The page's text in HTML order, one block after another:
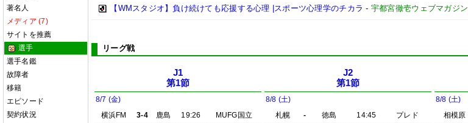
著名人
メディア (7)
サイトを推薦
選手
選手名鑑
故障者
移籍
エピソード
契約状況
【WMスタジオ】負け続けても応援する心理 |スポーツ心理学のチカラ - 宇都宮徹壱ウェブマガジン
リーグ戦
J1
第1節
8/7 (金)
横浜FM
3-4 鹿島 19:26
MUFG国立
J2
第1節
8/8 (土)
札幌
- 徳島 14:45
プレド
8/8 (土)
相模原